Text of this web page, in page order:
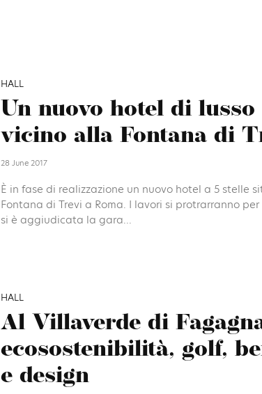
HALL
Un nuovo hotel di lusso
vicino alla Fontana di
28 June 2017
È in fase di realizzazione un nuovo hotel a 5 stelle
Fontana di Trevi a Roma. I lavori si protrarranno
si è aggiudicata la gara...
HALL
Al Villaverde di
ecosostenibilità, golf,
e design